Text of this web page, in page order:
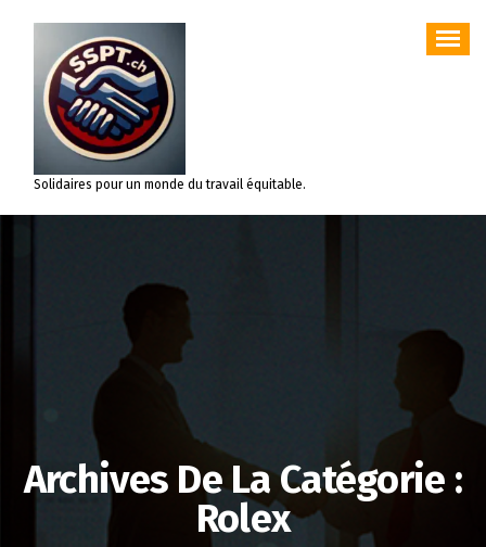
contenu
Solidaires pour un monde du travail équitable.
Archives De La Catégorie :
Rolex